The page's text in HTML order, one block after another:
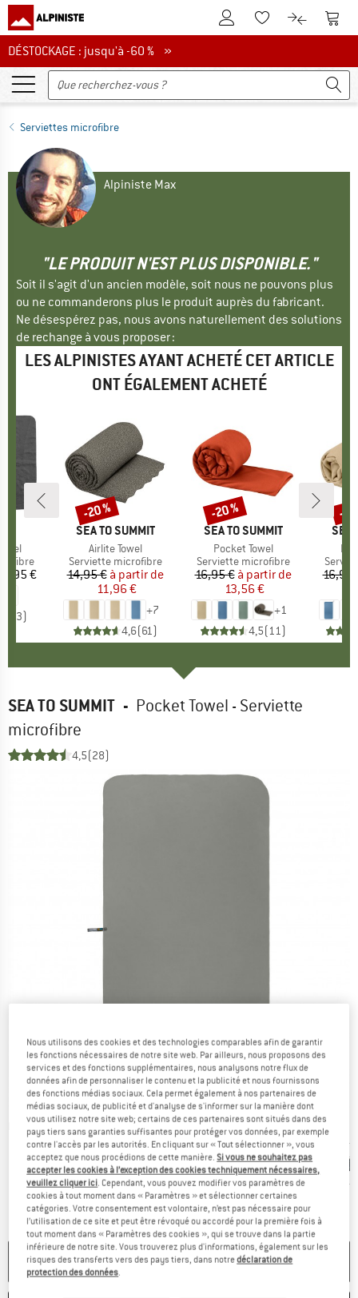
Vers le compte client
Vers la liste
Vers le
DÉSTOCKAGE : jusqu'à -60 %
DÉSTOCKAGE : jusqu'à -60 % »
Serviettes microfibre
Alpiniste Max
"LE PRODUIT N'EST PLUS DISPONIBLE."
Soit il s'agit d'un ancien modèle, soit nous ne pouvons plus
ou ne commanderons plus le produit auprès du fabricant.
Ne désespérez pas, nous avons naturellement des solutions
de rechange à vous proposer :
LES ALPINISTES AYANT ACHETÉ CET ARTICLE
ONT ÉGALEMENT ACHETÉ
€
3)
MARQUE
SEA TO SUMMIT
Article
Airlite Towel
Product group
Serviette microfibre
Prix
14,95 € Prix réduit
à partir de
11,96 €
+7
4,6(61)
Remise
-20 %
MARQUE
SEA TO SUMMIT
Article
Pocket Towel
Product group
Serviette microfibre
Prix
16,95 € Prix réduit
à partir de
13,56 €
+1
4,5(11)
Remise
-20 %
SEA
16,95
-
SEA TO SUMMIT - Pocket Towel - Serviette
microfibre
4,5(28)
Photos détaillées
PLUS DISPONIBLE
Nous utilisons des cookies et des technologies comparables afin de garantir
les fonctions nécessaires de notre site web. Par ailleurs, nous proposons des
services et des fonctions supplémentaires, nous analysons notre flux de
données afin de personnaliser le contenu et la publicité et nous fournissons
des fonctions médias sociaux. Cela permet également à nos partenaires de
médias sociaux, de publicité et d'analyse de s'informer sur la manière dont
vous utilisez notre site web; certains de ces partenaires sont situés dans des
pays tiers sans garanties suffisantes pour protéger vos données, par exemple
contre l'accès par les autorités. En cliquant sur « Tout sélectionner », vous
acceptez que nous procédions de cette manière.Si vous ne souhaitez pas
accepter les cookies à l’exception des cookies techniquement nécessaires,
veuillez cliquer ici. Cependant, vous pouvez modifier vos paramètres de
cookies à tout moment dans « Paramètres » et sélectionner certaines
catégories. Votre consentement est volontaire, n’est pas nécessaire pour
l’utilisation de ce site et peut être révoqué ou accordé pour la première fois à
tout moment dans « Paramètres des cookies », qui se trouve dans la partie
inférieure de notre site. Vous trouverez plus d'informations, également sur les
risques des transferts vers des pays tiers, dans notredéclaration de
protection des données.